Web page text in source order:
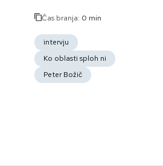
Čas branja: 0 min
intervju
Ko oblasti sploh ni
Peter Božič